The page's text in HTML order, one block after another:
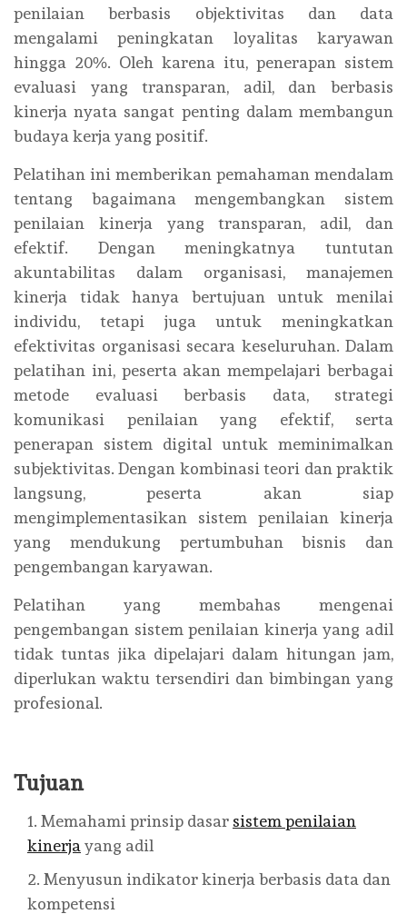
penilaian berbasis objektivitas dan data
mengalami peningkatan loyalitas karyawan
hingga 20%. Oleh karena itu, penerapan sistem
evaluasi yang transparan, adil, dan berbasis
kinerja nyata sangat penting dalam membangun
budaya kerja yang positif.
Pelatihan ini memberikan pemahaman mendalam
tentang bagaimana mengembangkan sistem
penilaian kinerja yang transparan, adil, dan
efektif. Dengan meningkatnya tuntutan
akuntabilitas dalam organisasi, manajemen
kinerja tidak hanya bertujuan untuk menilai
individu, tetapi juga untuk meningkatkan
efektivitas organisasi secara keseluruhan. Dalam
pelatihan ini, peserta akan mempelajari berbagai
metode evaluasi berbasis data, strategi
komunikasi penilaian yang efektif, serta
penerapan sistem digital untuk meminimalkan
subjektivitas. Dengan kombinasi teori dan praktik
langsung, peserta akan siap
mengimplementasikan sistem penilaian kinerja
yang mendukung pertumbuhan bisnis dan
pengembangan karyawan.
Pelatihan yang membahas mengenai
pengembangan sistem penilaian kinerja yang adil
tidak tuntas jika dipelajari dalam hitungan jam,
diperlukan waktu tersendiri dan bimbingan yang
profesional.
Tujuan
Memahami prinsip dasar sistem penilaian
kinerja yang adil
Menyusun indikator kinerja berbasis data dan
kompetensi